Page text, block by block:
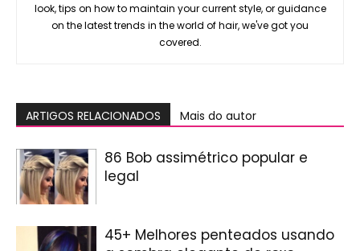
look, tips on how to maintain your current style, or guidance
on the latest trends in the world of hair, we've got you
covered.
ARTIGOS RELACIONADOS Mais do autor
86 Bob assimétrico popular e
legal
45+ Melhores penteados usando